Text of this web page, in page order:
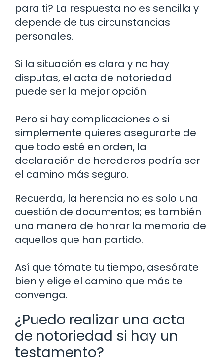
para ti? La respuesta no es sencilla y
depende de tus circunstancias
personales.
Si la situación es clara y no hay
disputas, el acta de notoriedad
puede ser la mejor opción.
Pero si hay complicaciones o si
simplemente quieres asegurarte de
que todo esté en orden, la
declaración de herederos podría ser
el camino más seguro.
Recuerda, la herencia no es solo una
cuestión de documentos; es también
una manera de honrar la memoria de
aquellos que han partido.
Así que tómate tu tiempo, asesórate
bien y elige el camino que más te
convenga.
¿Puedo realizar una acta
de notoriedad si hay un
testamento?